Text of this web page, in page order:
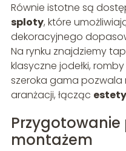
Równie istotne są
sploty, które
dekoracyjnego
Na rynku znajdziemy
klasyczne jodełki,
szeroka gama
aranżacji, łącząc
Przygotowanie
montażem